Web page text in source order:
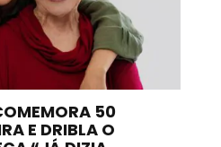
50
E DRIBLA O